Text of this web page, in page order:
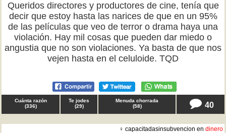
Queridos directores y productores de cine, tenía que
decir que estoy hasta las narices de que en un 95%
de las películas que veo de terror o drama haya una
violación. Hay mil cosas que pueden dar miedo o
angustia que no son violaciones. Ya basta de que nos
vejen hasta en el celuloide. TQD
Cuánta razón
(336)
Te jodes
(29)
Menuda chorrada
(58) 40
♀ capacitadasinsubvencion en dinero